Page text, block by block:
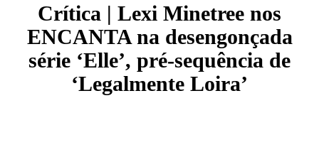
Crítica | Lexi Minetree nos
ENCANTA na desengonçada
série ‘Elle’, pré-sequência de
‘Legalmente Loira’